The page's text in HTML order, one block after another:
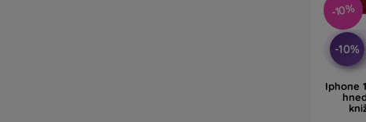
-10%
-10%
Iphone